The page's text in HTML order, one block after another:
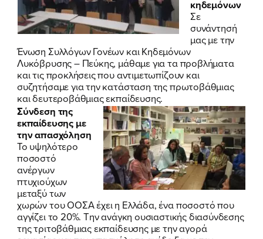
κηδεμόνων
Σε
συνάντησή
μας με την
Ένωση Συλλόγων Γονέων και Κηδεμόνων
Λυκόβρυσης – Πεύκης, μάθαμε για τα προβλήματα
και τις προκλήσεις που αντιμετωπίζουν και
συζητήσαμε για την κατάσταση της πρωτοβάθμιας
και δευτεροβάθμιας εκπαίδευσης.
Σύνδεση της
εκπαίδευσης με
την απασχόληση
Το υψηλότερο
ποσοστό
ανέργων
πτυχιούχων
μεταξύ των
χωρών του ΟΟΣΑ έχει η Ελλάδα, ένα ποσοστό που
αγγίζει το 20%. Την ανάγκη ουσιαστικής διασύνδεσης
της τριτοβάθμιας εκπαίδευσης με την αγορά